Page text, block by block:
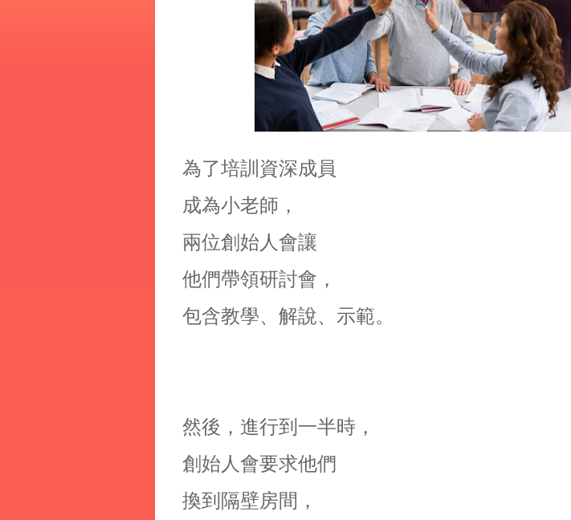
為了培訓資深成員
成為小老師，
兩位創始人會讓
他們帶領研討會，
包含教學、解說、示範。
然後，進行到一半時，
創始人會要求他們
換到隔壁房間，